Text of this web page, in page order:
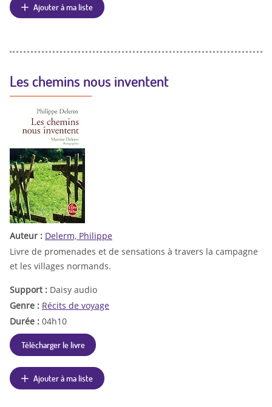
Ajouter à ma liste
Les chemins nous inventent
Auteur : Delerm, Philippe
Livre de promenades et de sensations à travers la campagne
et les villages normands.
Support : Daisy audio
Genre : Récits de voyage
Durée : 04h10
Télécharger le livre
Ajouter à ma liste